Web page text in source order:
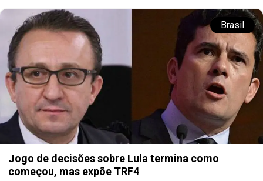
Brasil
Jogo de decisões sobre Lula termina como
começou, mas expõe TRF4